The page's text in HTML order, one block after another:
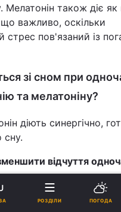
Мелатонін також діє
важливо, оскільки
стрес пов'язаний із
зі сном при
та мелатоніну?
діють синергічно,
сну.
відчуття
РОЗДІЛИ ПОГОДА